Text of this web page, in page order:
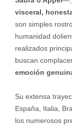
visceral,
son simples
humanidad
realizados
buscan
emoción
Su extensa
España, Italia,
los numerosos